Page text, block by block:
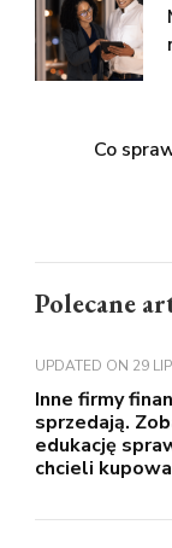
Co
Polecane
UPDATED ON 29
Inne firmy
sprzedają.
edukację
chcieli